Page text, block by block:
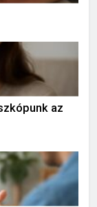
az